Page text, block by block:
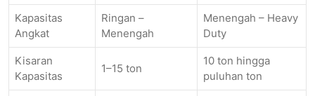
Kapasitas
Angkat
Ringan –
Menengah
Menengah – Heavy
Duty
Kisaran
Kapasitas
1–15 ton
10 ton hingga
puluhan ton